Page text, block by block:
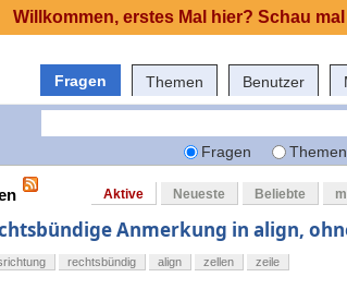
Fragen Themen Benutzer
Fragen Themen
Aktive Neueste Beliebte
Anmerkung in align,
rechtsbündig align zellen zeile
Willkommen, erstes Mal hier? Schau